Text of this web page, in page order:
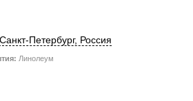
Санкт-Петербург, Россия
Линолеум